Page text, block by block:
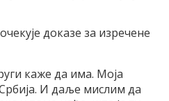
доказе за изречене
каже да има. Моја
И даље мислим да